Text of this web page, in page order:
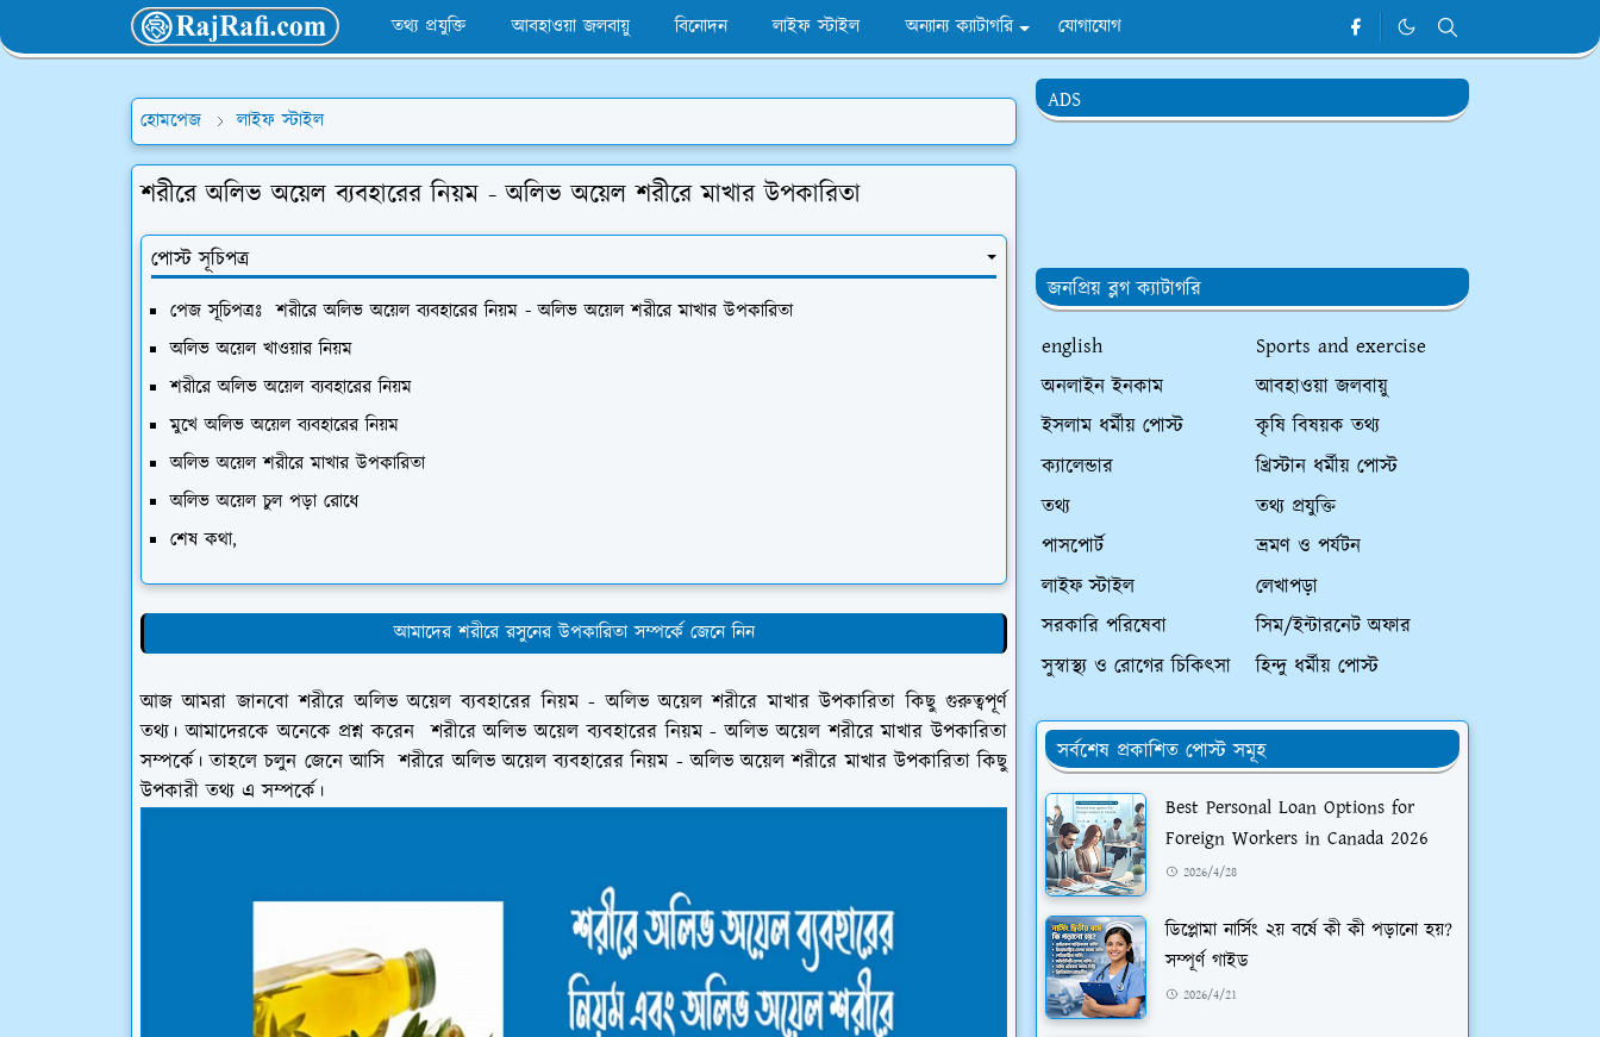
তথ্য প্রযুক্তি আবহাওয়া জলবায়ু বিনোদন লাইফ স্টাইল অন্যান্য ক্যাটাগরি যোগাযোগ
হোমপেজ লাইফ স্টাইল
শরীরে অলিভ অয়েল ব্যবহারের নিয়ম - অলিভ অয়েল শরীরে মাখার উপকারিতা
পোস্ট সূচিপত্র
পেজ সূচিপত্রঃ শরীরে অলিভ অয়েল ব্যবহারের নিয়ম - অলিভ অয়েল শরীরে মাখার উপকারিতা
অলিভ অয়েল খাওয়ার নিয়ম
শরীরে অলিভ অয়েল ব্যবহারের নিয়ম
মুখে অলিভ অয়েল ব্যবহারের নিয়ম
অলিভ অয়েল শরীরে মাখার উপকারিতা
অলিভ অয়েল চুল পড়া রোধে
শেষ কথা,
আমাদের শরীরে রসুনের উপকারিতা সম্পর্কে জেনে নিন
আজ আমরা জানবো শরীরে অলিভ অয়েল ব্যবহারের নিয়ম - অলিভ অয়েল শরীরে মাখার উপকারিতা কিছু গুরুত্বপূর্ণ
তথ্য। আমাদেরকে অনেকে প্রশ্ন করেন শরীরে অলিভ অয়েল ব্যবহারের নিয়ম - অলিভ অয়েল শরীরে মাখার উপকারিতা
সম্পর্কে। তাহলে চলুন জেনে আসি শরীরে অলিভ অয়েল ব্যবহারের নিয়ম - অলিভ অয়েল শরীরে মাখার উপকারিতা কিছু
উপকারী তথ্য এ সম্পর্কে।
ADS
জনপ্রিয় ব্লগ ক্যাটাগরি
english
Sports and exercise
অনলাইন ইনকাম
আবহাওয়া জলবায়ু
ইসলাম ধর্মীয় পোস্ট
কৃষি বিষয়ক তথ্য
ক্যালেন্ডার
খ্রিস্টান ধর্মীয় পোস্ট
তথ্য
তথ্য প্রযুক্তি
পাসপোর্ট
ভ্রমণ ও পর্যটন
লাইফ স্টাইল
লেখাপড়া
সরকারি পরিষেবা
সিম/ইন্টারনেট অফার
সুস্বাস্থ্য ও রোগের চিকিৎসা
হিন্দু ধর্মীয় পোস্ট
সর্বশেষ প্রকাশিত পোস্ট সমূহ
Best Personal Loan Options for
Foreign Workers in Canada 2026
2026/4/28
ডিপ্লোমা নার্সিং ২য় বর্ষে কী কী পড়ানো হয়?
সম্পূর্ণ গাইড
2026/4/21